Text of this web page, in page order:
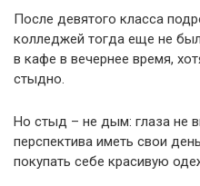
После девятого класса
колледжей тогда еще не
в кафе в вечернее время,
стыдно.
Но стыд – не дым: глаза не
перспектива иметь свои
покупать себе красивую